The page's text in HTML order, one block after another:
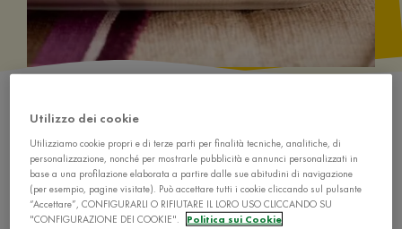
Ingredienti
Utilizzo dei cookie
Utilizziamo cookie propri e di terze parti per finalità tecniche, analitiche, di
personalizzazione, nonché per mostrarle pubblicità e annunci personalizzati in
base a una profilazione elaborata a partire dalle sue abitudini di navigazione
(per esempio, pagine visitate). Può accettare tutti i cookie cliccando sul pulsante
“Accettare”, CONFIGURARLI O RIFIUTARE IL LORO USO CLICCANDO SU
"CONFIGURAZIONE DEI COOKIE".
Politica sui Cookie